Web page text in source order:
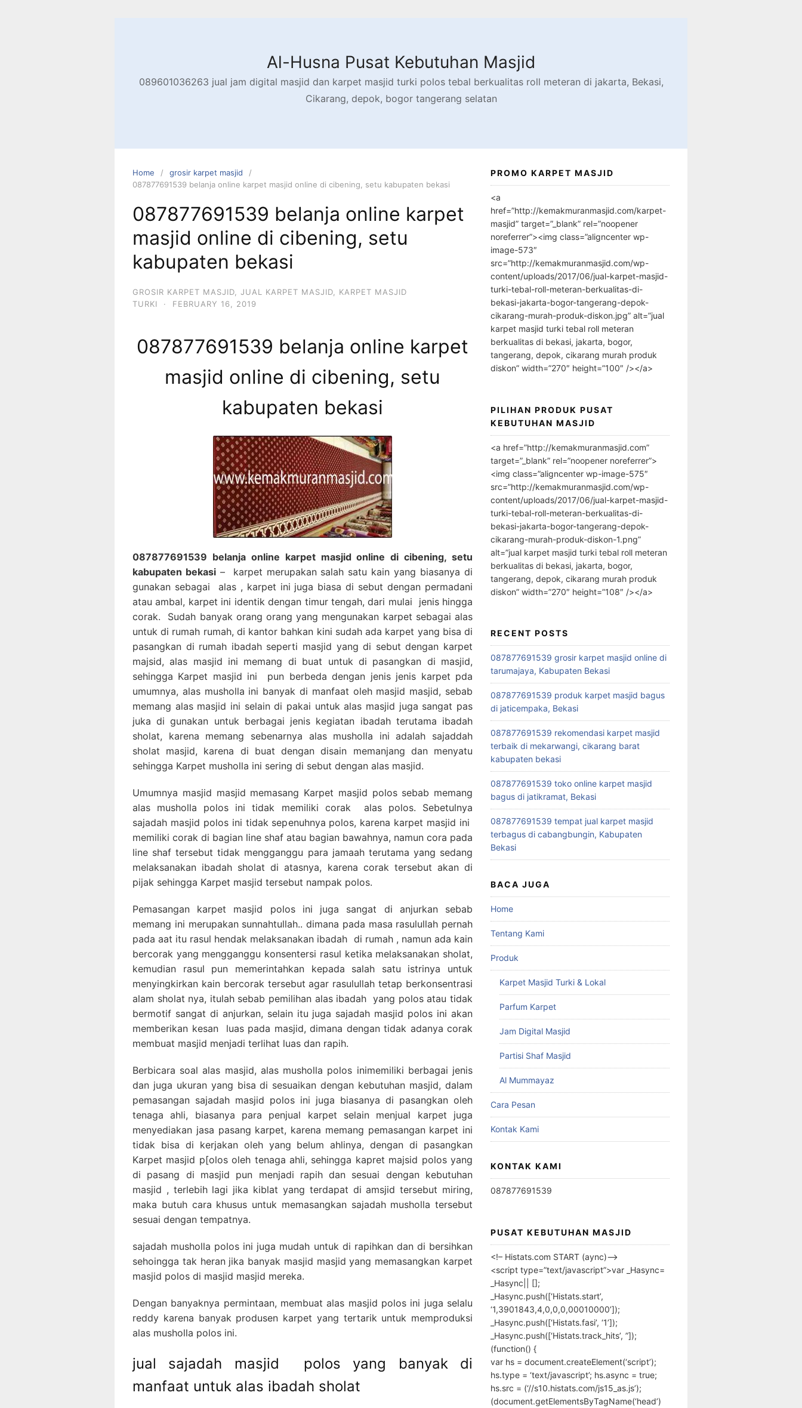
Al-Husna Pusat Kebutuhan Masjid
089601036263 jual jam digital masjid dan karpet masjid turki polos tebal berkualitas roll meteran di jakarta, Bekasi,
Cikarang, depok, bogor tangerang selatan
Home
grosir karpet masjid
087877691539 belanja online karpet masjid online di cibening, setu kabupaten bekasi
087877691539 belanja online karpet
masjid online di cibening, setu
kabupaten bekasi
GROSIR KARPET MASJID JUAL KARPET MASJID
KARPET MASJID
TURKI
· FEBRUARY 16, 2019
087877691539 belanja online karpet
masjid online di cibening, setu
kabupaten bekasi
087877691539 belanja online karpet masjid online di cibening, setu
kabupaten bekasi– karpet merupakan salah satu kain yang biasanya di
gunakan sebagai alas , karpet ini juga biasa di sebut dengan permadani
atau ambal, karpet ini identik dengan timur tengah, dari mulai jenis hingga
corak. Sudah banyak orang orang yang mengunakan karpet sebagai alas
untuk di rumah rumah, di kantor bahkan kini sudah ada karpet yang bisa di
pasangkan di rumah ibadah seperti masjid yang di sebut dengan karpet
majsid, alas masjid ini memang di buat untuk di pasangkan di masjid,
sehingga Karpet masjid ini pun berbeda dengan jenis jenis karpet pda
umumnya, alas musholla ini banyak di manfaat oleh masjid masjid, sebab
memang alas masjid ini selain di pakai untuk alas masjid juga sangat pas
juka di gunakan untuk berbagai jenis kegiatan ibadah terutama ibadah
sholat, karena memang sebenarnya alas musholla ini adalah sajaddah
sholat masjid, karena di buat dengan disain memanjang dan menyatu
sehingga Karpet musholla ini sering di sebut dengan alas masjid.
Umumnya masjid masjid memasang Karpet masjid polos sebab memang
alas musholla polos ini tidak memiliki corak alas polos. Sebetulnya
sajadah masjid polos ini tidak sepenuhnya polos, karena karpet masjid ini
memiliki corak di bagian line shaf atau bagian bawahnya, namun cora pada
line shaf tersebut tidak mengganggu para jamaah terutama yang sedang
melaksanakan ibadah sholat di atasnya, karena corak tersebut akan di
pijak sehingga Karpet masjid tersebut nampak polos.
Pemasangan karpet masjid polos ini juga sangat di anjurkan sebab
memang ini merupakan sunnahtullah.. dimana pada masa rasulullah pernah
pada aat itu rasul hendak melaksanakan ibadah di rumah , namun ada kain
bercorak yang mengganggu konsentersi rasul ketika melaksanakan sholat,
kemudian rasul pun memerintahkan kepada salah satu istrinya untuk
menyingkirkan kain bercorak tersebut agar rasulullah tetap berkonsentrasi
alam sholat nya, itulah sebab pemilihan alas ibadah yang polos atau tidak
bermotif sangat di anjurkan, selain itu juga sajadah masjid polos ini akan
memberikan kesan luas pada masjid, dimana dengan tidak adanya corak
membuat masjid menjadi terlihat luas dan rapih.
Berbicara soal alas masjid, alas musholla polos inimemiliki berbagai jenis
dan juga ukuran yang bisa di sesuaikan dengan kebutuhan masjid, dalam
pemasangan sajadah masjid polos ini juga biasanya di pasangkan oleh
tenaga ahli, biasanya para penjual karpet selain menjual karpet juga
menyediakan jasa pasang karpet, karena memang pemasangan karpet ini
tidak bisa di kerjakan oleh yang belum ahlinya, dengan di pasangkan
Karpet masjid p[olos oleh tenaga ahli, sehingga kapret majsid polos yang
di pasang di masjid pun menjadi rapih dan sesuai dengan kebutuhan
masjid , terlebih lagi jika kiblat yang terdapat di amsjid tersebut miring,
maka butuh cara khusus untuk memasangkan sajadah musholla tersebut
sesuai dengan tempatnya.
sajadah musholla polos ini juga mudah untuk di rapihkan dan di bersihkan
sehoingga tak heran jika banyak masjid masjid yang memasangkan karpet
masjid polos di masjid masjid mereka.
Dengan banyaknya permintaan, membuat alas masjid polos ini juga selalu
reddy karena banyak produsen karpet yang tertarik untuk memproduksi
alas musholla polos ini.
jual sajadah masjid polos yang banyak di
manfaat untuk alas ibadah sholat
PROMO KARPET MASJID
<a
href=”http://kemakmuranmasjid.com/karpet-
masjid” target=”_blank” rel=”noopener
noreferrer”><img class=”aligncenter wp-
image-573″
src=”http://kemakmuranmasjid.com/wp-
content/uploads/2017/06/jual-karpet-masjid-
turki-tebal-roll-meteran-berkualitas-di-
bekasi-jakarta-bogor-tangerang-depok-
cikarang-murah-produk-diskon.jpg” alt=”jual
karpet masjid turki tebal roll meteran
berkualitas di bekasi, jakarta, bogor,
tangerang, depok, cikarang murah produk
diskon” width=”270″ height=”100″ /></a>
PILIHAN PRODUK PUSAT
KEBUTUHAN MASJID
<a href=”http://kemakmuranmasjid.com”
target=”_blank” rel=”noopener noreferrer”>
<img class=”aligncenter wp-image-575″
src=”http://kemakmuranmasjid.com/wp-
content/uploads/2017/06/jual-karpet-masjid-
turki-tebal-roll-meteran-berkualitas-di-
bekasi-jakarta-bogor-tangerang-depok-
cikarang-murah-produk-diskon-1.png”
alt=”jual karpet masjid turki tebal roll meteran
berkualitas di bekasi, jakarta, bogor,
tangerang, depok, cikarang murah produk
diskon” width=”270″ height=”108″ /></a>
RECENT POSTS
087877691539 grosir karpet masjid online di
tarumajaya, Kabupaten Bekasi
087877691539 produk karpet masjid bagus
di jaticempaka, Bekasi
087877691539 rekomendasi karpet masjid
terbaik di mekarwangi, cikarang barat
kabupaten bekasi
087877691539 toko online karpet masjid
bagus di jatikramat, Bekasi
087877691539 tempat jual karpet masjid
terbagus di cabangbungin, Kabupaten
Bekasi
BACA JUGA
Home
Tentang Kami
Produk
Karpet Masjid Turki & Lokal
Parfum Karpet
Jam Digital Masjid
Partisi Shaf Masjid
Al Mummayaz
Cara Pesan
Kontak Kami
KONTAK KAMI
087877691539
PUSAT KEBUTUHAN MASJID
<!– Histats.com START (aync)–>
<script type=”text/javascript”>var _Hasync=
_Hasync|| [];
_Hasync.push([‘Histats.start’,
‘1,3901843,4,0,0,0,00010000’]);
_Hasync.push([‘Histats.fasi’, ‘1’]);
_Hasync.push([‘Histats.track_hits’, ”]);
(function() {
var hs = document.createElement(‘script’);
hs.type = ‘text/javascript’; hs.async = true;
hs.src = (‘//s10.histats.com/js15_as.js’);
(document.getElementsByTagName(‘head’)